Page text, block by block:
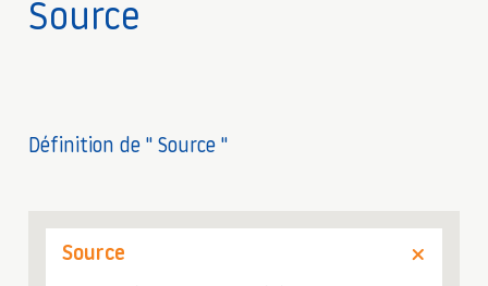
Source
Définition de " Source "
Source